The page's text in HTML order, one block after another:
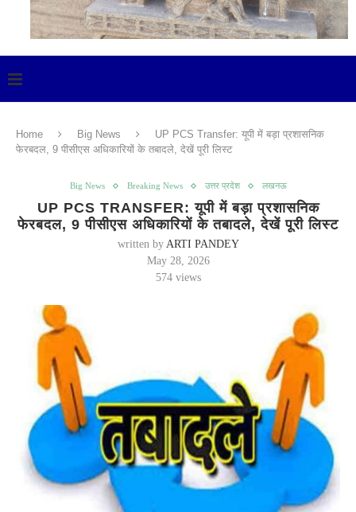
Home Big News
UP PCS Transfer: यूपी में बड़ा प्रशासनिक
फेरबदल, 9 पीसीएस अधिकारियों के तबादले, देखें पूरी लिस्ट
Big News Breaking News उत्तर प्रदेश लखनऊ
UP PCS TRANSFER: यूपी में बड़ा प्रशासनिक
फेरबदल, 9 पीसीएस अधिकारियों के तबादले, देखें पूरी लिस्ट
written by ARTI PANDEY
May 28, 2026
574views